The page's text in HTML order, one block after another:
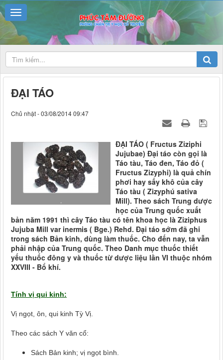
ĐẠI TÁO
Chủ nhật - 03/08/2014 09:47
.
ĐẠI TÁO ( Fructus Ziziphi
Jujubae) Đại táo còn gọi là
Táo tàu, Táo đen, Táo đỏ (
Fructus Zizyphi) là quả chín
phơi hay sấy khô của cây
Táo tàu ( Zizyphú sativa
Mill). Theo sách Trung dược
học của Trung quốc xuất
bản năm 1991 thì cây Táo tàu có tên khoa học là Ziziphus
Jujuba Mill var inermis ( Bge.) Rehd. Đại táo sớm đã ghi
trong sách Bản kinh, dùng làm thuốc. Cho đến nay, ta vẫn
phải nhập của Trung quốc. Theo Danh mục thuốc thiết
yếu thuốc đông y và thuốc từ dược liệu lần VI thuộc nhóm
XXVIII - Bổ khí.
Tính vị qui kinh:
Vị ngọt, ôn, qui kinh Tỳ Vị.
Theo các sách Y văn cổ:
Sách Bản kinh; vị ngọt bình.